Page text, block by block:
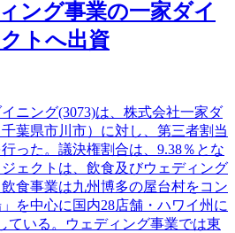
ング事業の一家ダイ
トへ出資
ニング(3073)は、株式会社一家ダ
葉県市川市）に対し、第三者割当
った。議決権割合は、9.38％とな
ェクトは、飲食及びウェディング
食事業は九州博多の屋台村をコン
を中心に国内28店舗・ハワイ州に
ている。ウェディング事業では東